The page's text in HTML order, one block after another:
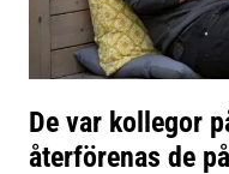
De var kollegor
återförenas de